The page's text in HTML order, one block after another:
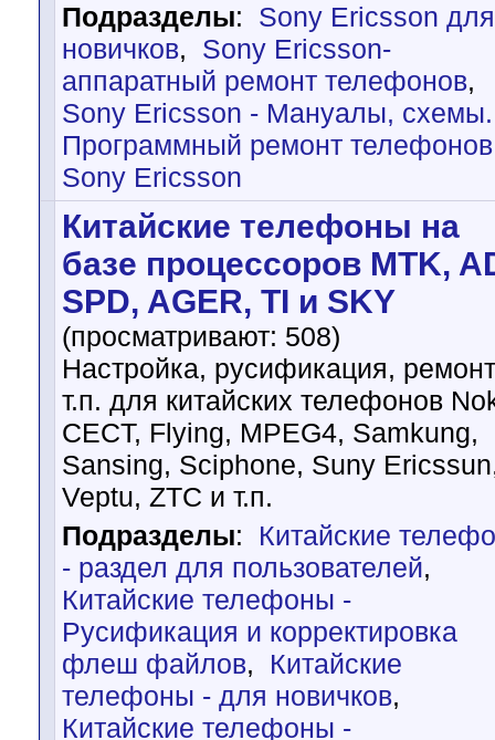
Подразделы:
Sony Ericsson для
новичков,
Sony Ericsson-
аппаратный ремонт телефонов,
Sony Ericsson - Мануалы, схемы.
Программный ремонт телефонов
Sony Ericsson
Китайские телефоны на
базе процессоров MTK,
SPD, AGER, TI и SKY
(просматривают: 508)
Настройка, русификация,
т.п. для китайских телефонов
CECT, Flying, MPEG4, Samkung,
Sansing, Sciphone, Suny
Veptu, ZTC и т.п.
Подразделы:
Китайские
- раздел для пользователей,
Китайские телефоны -
Русификация и корректировка
флеш файлов,
Китайские
телефоны - для новичков,
Китайские телефоны -